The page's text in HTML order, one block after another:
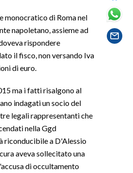
monocratico di Roma nel
napoletano, assieme ad
rispondere
il fisco, non versando Iva
di euro.
ma i fatti risalgono al
indagati un socio del
legali rappresentanti che
nella Ggd
riconducibile a D'Alessio
aveva sollecitato una
di occultamento